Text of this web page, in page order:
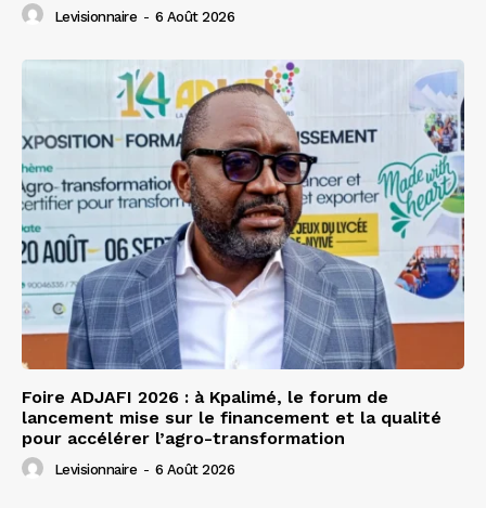
Levisionnaire - 6 Août 2026
Foire ADJAFI 2026 : à Kpalimé, le forum de
lancement mise sur le financement et la qualité
pour accélérer l’agro-transformation
Levisionnaire - 6 Août 2026